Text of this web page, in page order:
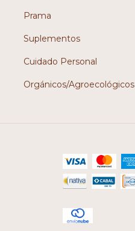
Prama
Suplementos
Cuidado Personal
Orgánicos/Agroecológicos